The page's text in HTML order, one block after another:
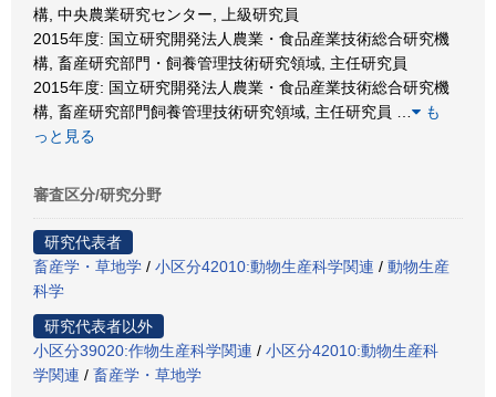
構, 中央農業研究センター, 上級研究員
2015年度: 国立研究開発法人農業・食品産業技術総合研究機
構, 畜産研究部門・飼養管理技術研究領域, 主任研究員
2015年度: 国立研究開発法人農業・食品産業技術総合研究機
構, 畜産研究部門飼養管理技術研究領域, 主任研究員
も
っと見る
審査区分/研究分野
研究代表者
畜産学・草地学 / 小区分42010:動物生産科学関連 / 動物生産
科学
研究代表者以外
小区分39020:作物生産科学関連 / 小区分42010:動物生産科
学関連 / 畜産学・草地学